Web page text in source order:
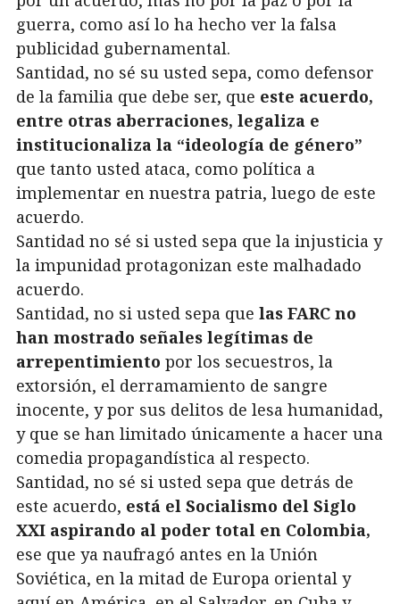
guerra, como así lo ha hecho ver la falsa
publicidad gubernamental.
Santidad, no sé su usted sepa, como defensor
de la familia que debe ser, que este acuerdo,
entre otras aberraciones, legaliza e
institucionaliza la “ideología de género”
que tanto usted ataca, como política a
implementar en nuestra patria, luego de este
acuerdo.
Santidad no sé si usted sepa que la injusticia y
la impunidad protagonizan este malhadado
acuerdo.
Santidad, no si usted sepa que las FARC no
han mostrado señales legítimas de
arrepentimiento por los secuestros, la
extorsión, el derramamiento de sangre
inocente, y por sus delitos de lesa humanidad,
y que se han limitado únicamente a hacer una
comedia propagandística al respecto.
Santidad, no sé si usted sepa que detrás de
este acuerdo, está el Socialismo del Siglo
XXI aspirando al poder total en Colombia,
ese que ya naufragó antes en la Unión
Soviética, en la mitad de Europa oriental y